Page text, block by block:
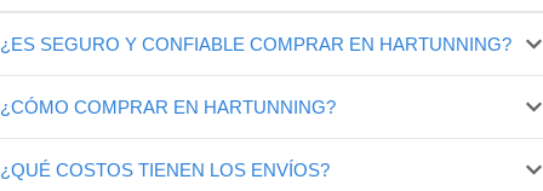
¿ES SEGURO Y CONFIABLE COMPRAR EN HARTUNNING?
¿CÓMO COMPRAR EN HARTUNNING?
¿QUÉ COSTOS TIENEN LOS ENVÍOS?